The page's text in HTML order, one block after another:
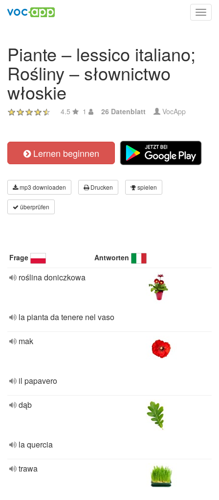
Piante – lessico italiano;
Rośliny – słownictwo
włoskie
4.5 1 26 Datenblatt VocApp
Lernen beginnen
mp3 downloaden Drucken spielen
überprüfen
Frage Antworten
roślina doniczkowa
la pianta da tenere nel vaso
mak
il papavero
dąb
la quercia
trawa